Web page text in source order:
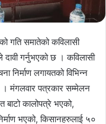
गति समातेको कविलासी
गर्नुभएको छ । कविलासी
निर्माण लगायतको विभिन्न
। मंगलवार पत्रकार सम्मेलन
बाटो कालोपत्रे भएको,
भएको, किसानहरुलाई ५०